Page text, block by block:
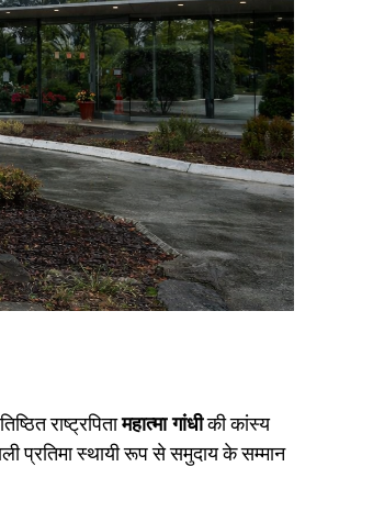
राष्ट्रपितामहात्मा गांधीकी कांस्य
प्रतिमा स्थायी रूप से समुदाय के सम्मान